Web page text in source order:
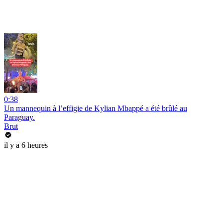
0:38
Un mannequin à l’effigie de Kylian Mbappé a été brûlé au
Paraguay.
Brut
il y a 6 heures